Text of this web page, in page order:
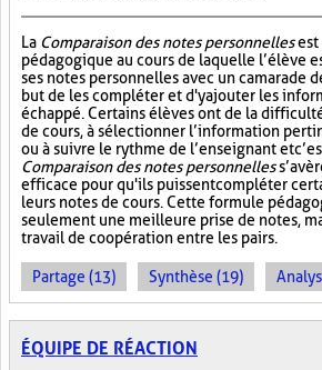
La Comparaison des notes personnellesest
pédagogique au cours de laquelle l’élève
ses notes personnelles avec un camarade
but de les compléter et d'y ajouter les
échappé. Certains élèves ont de la
de cours, à sélectionner l’information
ou à suivre le rythme de l’enseignant et
Comparaison des notes personnelles
efficace pour qu'ils puissent compléter
leurs notes de cours. Cette formule
seulement une meilleure prise de notes,
travail de coopération entre les pairs.
Partage (13) Synthèse (19)
ÉQUIPE DE RÉACTION